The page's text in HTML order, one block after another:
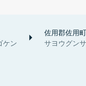
ケン
佐用郡佐用町
サヨウグン